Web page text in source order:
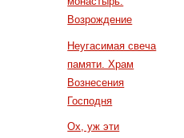
Возрождение
Неугасимая свеча
памяти. Храм
Вознесения
Господня
Ох, уж эти